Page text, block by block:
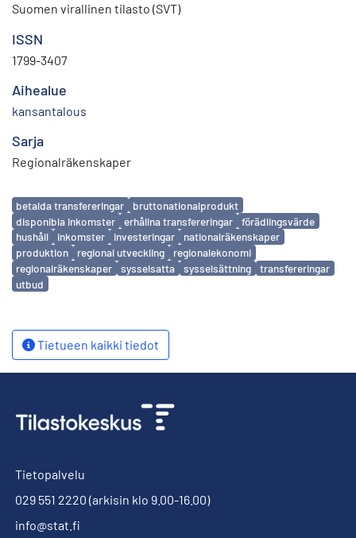
Suomen virallinen tilasto (SVT)
ISSN
1799-3407
Aihealue
kansantalous
Sarja
Regionalräkenskaper
Avainsanat
betalda transfereringar
bruttonationalprodukt
disponibla inkomster
erhållna transfereringar
förädlingsvärde
hushåll
inkomster investeringar
nationalräkenskaper
produktion
regional utveckling
regionalekonomi
regionalräkenskaper
sysselsatta sysselsättning
transfereringar
utbud
Tietueen kaikki tiedot
Tietopalvelu
029 551 2220 (arkisin klo 9.00-16.00)
info@stat.fi